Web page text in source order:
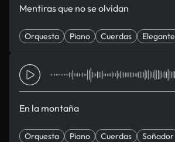
Mentiras que no se olvidan
Orquesta Piano Cuerdas Elegante
En la montaña
Orquesta Piano Cuerdas Soñador